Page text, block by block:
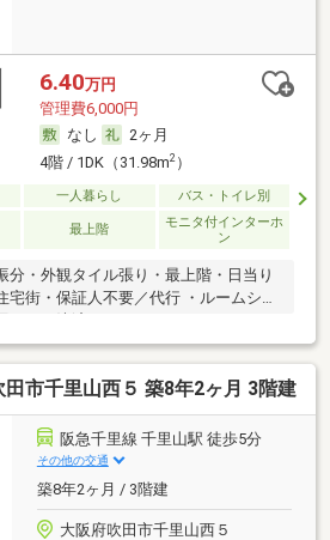
6.40万円
管理費6,000円
なし
2ヶ月
4階 / 1DK（31.98m2）
一人暮らし バス・トイレ別
最上階
モニタ付インターホ
ン
分・外観タイル張り・最上階・日当り
宅街・保証人不要／代行 ・ルームシェ
田市千里山西５ 築8年2ヶ月 3階建
阪急千里線 千里山駅 徒歩5分
その他の交通
築8年2ヶ月 / 3階建
大阪府吹田市千里山西５